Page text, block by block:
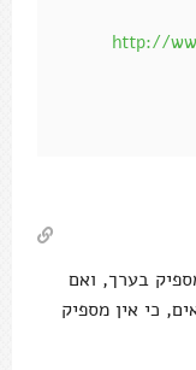
http://
בערך, ואם
כי אין מספיק